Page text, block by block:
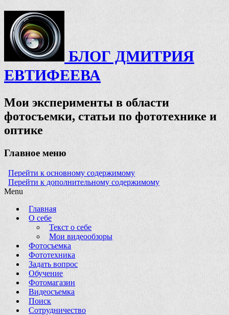
БЛОГ ДМИТРИЯ
ЕВТИФЕЕВА
Мои эксперименты в области
фотосъемки, статьи по фототехнике и
оптике
Главное меню
Перейти к основному содержимому
Перейти к дополнительному содержимому
Menu
Главная
О себе
Текст о себе
Мои видеообзоры
Фотосъемка
Фототехника
Задать вопрос
Обучение
Фотомагазин
Видеосъемка
Поиск
Сотрудничество